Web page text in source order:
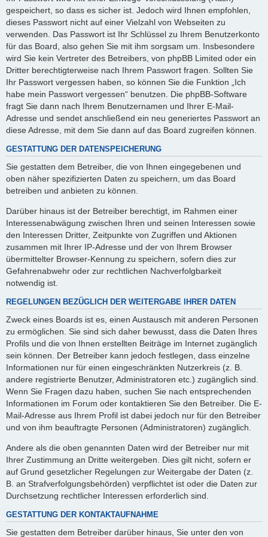
gespeichert, so dass es sicher ist. Jedoch wird Ihnen empfohlen,
dieses Passwort nicht auf einer Vielzahl von Webseiten zu
verwenden. Das Passwort ist Ihr Schlüssel zu Ihrem Benutzerkonto
für das Board, also gehen Sie mit ihm sorgsam um. Insbesondere
wird Sie kein Vertreter des Betreibers, von phpBB Limited oder ein
Dritter berechtigterweise nach Ihrem Passwort fragen. Sollten Sie
Ihr Passwort vergessen haben, so können Sie die Funktion „Ich
habe mein Passwort vergessen“ benutzen. Die phpBB-Software
fragt Sie dann nach Ihrem Benutzernamen und Ihrer E-Mail-
Adresse und sendet anschließend ein neu generiertes Passwort an
diese Adresse, mit dem Sie dann auf das Board zugreifen können.
GESTATTUNG DER DATENSPEICHERUNG
Sie gestatten dem Betreiber, die von Ihnen eingegebenen und
oben näher spezifizierten Daten zu speichern, um das Board
betreiben und anbieten zu können.
Darüber hinaus ist der Betreiber berechtigt, im Rahmen einer
Interessenabwägung zwischen Ihren und seinen Interessen sowie
den Interessen Dritter, Zeitpunkte von Zugriffen und Aktionen
zusammen mit Ihrer IP-Adresse und der von Ihrem Browser
übermittelter Browser-Kennung zu speichern, sofern dies zur
Gefahrenabwehr oder zur rechtlichen Nachverfolgbarkeit
notwendig ist.
REGELUNGEN BEZÜGLICH DER WEITERGABE IHRER DATEN
Zweck eines Boards ist es, einen Austausch mit anderen Personen
zu ermöglichen. Sie sind sich daher bewusst, dass die Daten Ihres
Profils und die von Ihnen erstellten Beiträge im Internet zugänglich
sein können. Der Betreiber kann jedoch festlegen, dass einzelne
Informationen nur für einen eingeschränkten Nutzerkreis (z. B.
andere registrierte Benutzer, Administratoren etc.) zugänglich sind.
Wenn Sie Fragen dazu haben, suchen Sie nach entsprechenden
Informationen im Forum oder kontaktieren Sie den Betreiber. Die E-
Mail-Adresse aus Ihrem Profil ist dabei jedoch nur für den Betreiber
und von ihm beauftragte Personen (Administratoren) zugänglich.
Andere als die oben genannten Daten wird der Betreiber nur mit
Ihrer Zustimmung an Dritte weitergeben. Dies gilt nicht, sofern er
auf Grund gesetzlicher Regelungen zur Weitergabe der Daten (z.
B. an Strafverfolgungsbehörden) verpflichtet ist oder die Daten zur
Durchsetzung rechtlicher Interessen erforderlich sind.
GESTATTUNG DER KONTAKTAUFNAHME
Sie gestatten dem Betreiber darüber hinaus, Sie unter den von